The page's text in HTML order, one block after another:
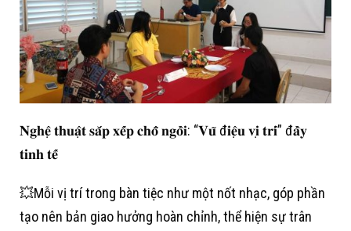
𝐍𝐠𝐡𝐞̣̂ 𝐭𝐡𝐮𝐚̣̂𝐭 𝐬𝐚̆́𝐩 𝐱𝐞̂́𝐩 𝐜𝐡𝐨̂̃ 𝐧𝐠𝐨̂̀𝐢: “𝐕𝐮̃ đ𝐢𝐞̣̂𝐮 𝐯𝐢̣ 𝐭𝐫𝐢́” đ𝐚̂̀𝐲
𝐭𝐢𝐧𝐡 𝐭𝐞̂́
💥Mỗi vị trí trong bàn tiệc như một nốt nhạc, góp phần
tạo nên bản giao hưởng hoàn chỉnh, thể hiện sự trân